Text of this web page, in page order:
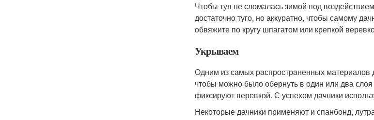
Чтобы туя не сломалась зимой под
достаточно туго, но аккуратно, чтобы самому
обвяжите по кругу шпагатом или крепкой
Укрываем
Одним из самых распространенных
чтобы можно было обернуть в один или два
фиксируют веревкой. С успехом дачники
Некоторые дачники применяют и спанбонд,